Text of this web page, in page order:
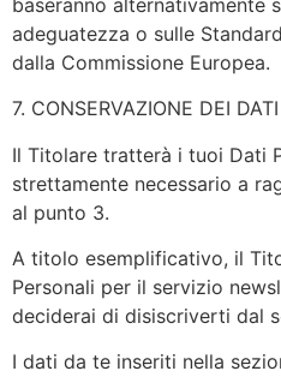
adeguatezza o sulle
dalla Commissione Europea.
7. CONSERVAZIONE DEI DATI
Il Titolare tratterà i tuoi Dati
strettamente necessario a
al punto 3.
A titolo esemplificativo, il
Personali per il servizio
deciderai di disiscriverti dal
I dati da te inseriti nella